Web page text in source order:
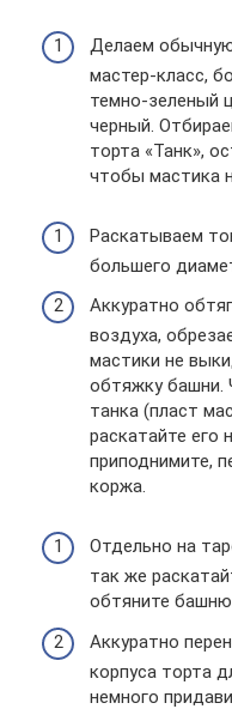
Делаем
мастер-класс,
темно-зеленый
черный.
торта «Танк»,
чтобы мастика
Раскатываем
большего
Аккуратно
воздуха,
мастики не
обтяжку башни.
танка (пласт
раскатайте его
приподнимите,
коржа.
Отдельно на
так же
обтяните
Аккуратно
корпуса торта
немного